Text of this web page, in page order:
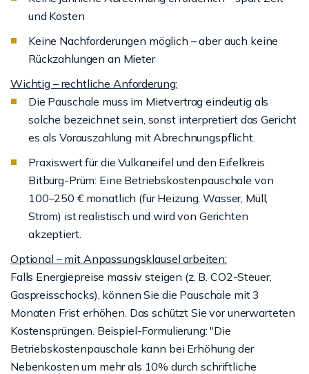
und Kosten
Keine Nachforderungen möglich – aber auch keine
Rückzahlungen an Mieter
Wichtig – rechtliche Anforderung:
Die Pauschale muss im Mietvertrag eindeutig als
solche bezeichnet sein, sonst interpretiert das Gericht
es als Vorauszahlung mit Abrechnungspflicht.
Praxiswert für die Vulkaneifel und den Eifelkreis
Bitburg-Prüm: Eine Betriebskostenpauschale von
100–250 € monatlich (für Heizung, Wasser, Müll,
Strom) ist realistisch und wird von Gerichten
akzeptiert.
Optional – mit Anpassungsklausel arbeiten:
Falls Energiepreise massiv steigen (z. B. CO2-Steuer,
Gaspreisschocks), können Sie die Pauschale mit 3
Monaten Frist erhöhen. Das schützt Sie vor unerwarteten
Kostensprüngen. Beispiel-Formulierung: "Die
Betriebskostenpauschale kann bei Erhöhung der
Nebenkosten um mehr als 10% durch schriftliche